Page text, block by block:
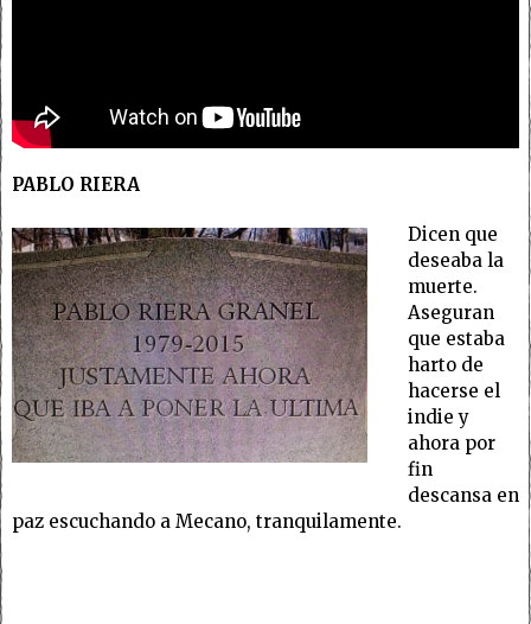
PABLO RIERA
Dicen que
deseaba la
muerte.
Aseguran
que estaba
harto de
hacerse el
indie y
ahora por
fin
descansa en
paz escuchando a Mecano, tranquilamente.